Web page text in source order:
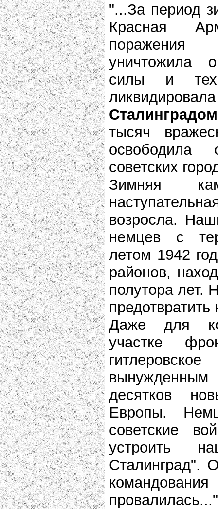
"...За период
Красная
поражения
уничтожила
силы и
Сталинградом
тысяч
освободила
советских
Зимняя
возросла.
немцев с
летом 1942
районов,
полутора лет.
Даже для
участке
десятков
Европы.
советские
устроить
Сталинград".
провалилась..."